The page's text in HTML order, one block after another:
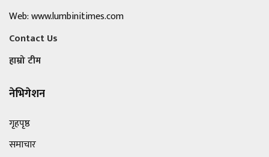
Web: www.lumbinitimes.com
Contact Us
हाम्रो टीम
नेभिगेशन
गृहपृष्ठ
समाचार